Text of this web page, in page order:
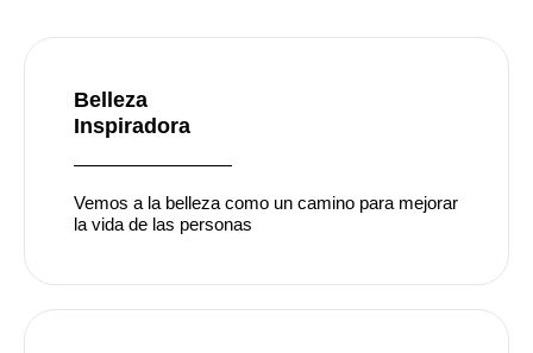
Belleza
Inspiradora
Vemos a la belleza como un camino para mejorar
la vida de las personas